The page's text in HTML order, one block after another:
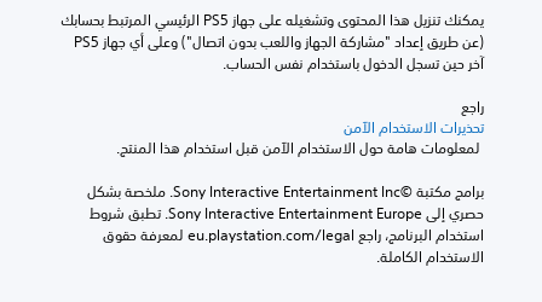
آخر حين تسجل الدخول باستخدام نفس الحساب.
راجع
تحذيرات الاستخدام الآمن
الاستخدام الكاملة.